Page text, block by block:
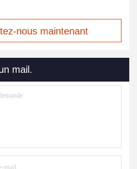
nous maintenant
mail.